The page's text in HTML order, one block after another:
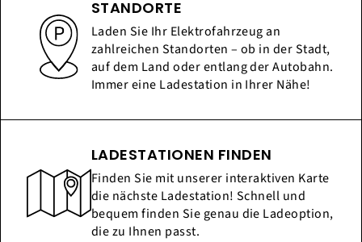
STANDORTE
Laden Sie Ihr Elektrofahrzeug an
zahlreichen Standorten – ob in der Stadt,
auf dem Land oder entlang der Autobahn.
Immer eine Ladestation in Ihrer Nähe!
LADESTATIONEN FINDEN
Finden Sie mit unserer interaktiven Karte
die nächste Ladestation! Schnell und
bequem finden Sie genau die Ladeoption,
die zu Ihnen passt.